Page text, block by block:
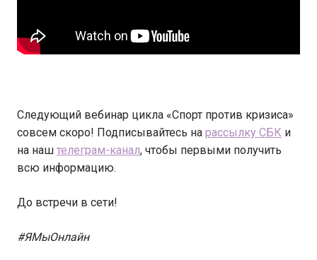
Следующий вебинар цикла «Спорт против кризиса»
совсем скоро! Подписывайтесь на рассылку СБК и
на наш телеграм-канал, чтобы первыми получить
всю информацию.
До встречи в сети!
#ЯМыОнлайн